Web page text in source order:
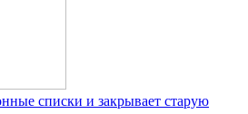
списки и закрывает старую